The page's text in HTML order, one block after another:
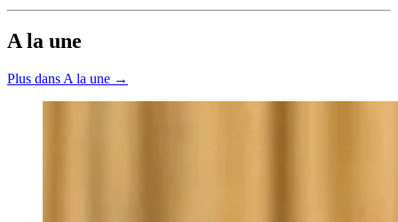
A la une
Plus dans A la une →